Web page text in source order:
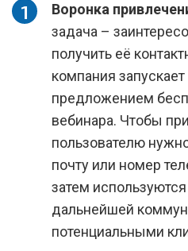
Воронка
задача –
получить её
компания
предложением
вебинара. Чтобы
пользователю
почту или номер
затем
дальнейшей
потенциальными